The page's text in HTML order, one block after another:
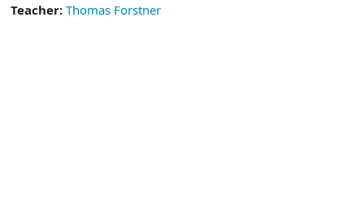
Teacher: Thomas Forstner